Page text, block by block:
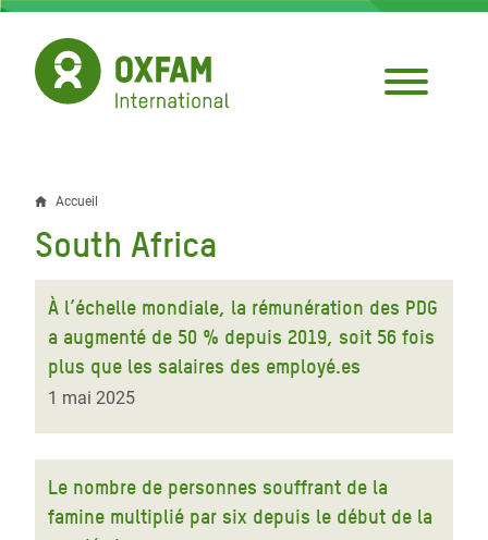
Aller
contenu
principal
Fil
d'Ariane
Accueil
South Africa
À l’échelle mondiale, la rémunération des PDG
a augmenté de 50 % depuis 2019, soit 56 fois
plus que les salaires des employé.es
1 mai 2025
Le nombre de personnes souffrant de la
famine multiplié par six depuis le début de la